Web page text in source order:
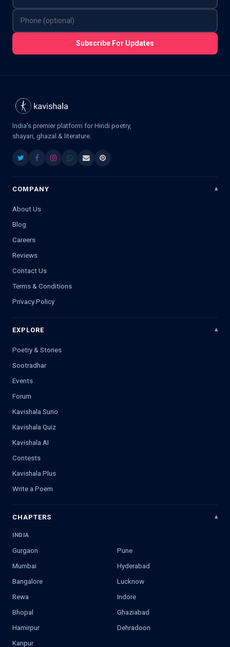
Subscribe For Updates
India's premier platform for Hindi poetry,
shayari, ghazal & literature.
COMPANY
About Us
Blog
Careers
Reviews
Contact Us
Terms & Conditions
Privacy Policy
EXPLORE
Poetry & Stories
Sootradhar
Events
Forum
Kavishala Suno
Kavishala Quiz
Kavishala AI
Contests
Kavishala Plus
Write a Poem
CHAPTERS
INDIA
Gurgaon
Pune
Mumbai
Hyderabad
Bangalore
Lucknow
Rewa
Indore
Bhopal
Ghaziabad
Hamirpur
Dehradoon
Kanpur